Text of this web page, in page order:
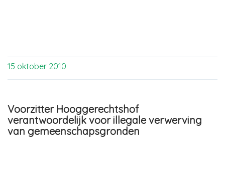
15 oktober 2010
Voorzitter Hooggerechtshof
verantwoordelijk voor illegale verwerving
van gemeenschapsgronden